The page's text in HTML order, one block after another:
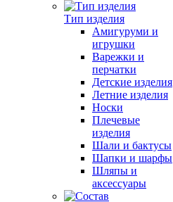
Тип изделия
Амигуруми и
игрушки
Варежки и
перчатки
Детские изделия
Летние изделия
Носки
Плечевые
изделия
Шали и бактусы
Шапки и шарфы
Шляпы и
аксессуары